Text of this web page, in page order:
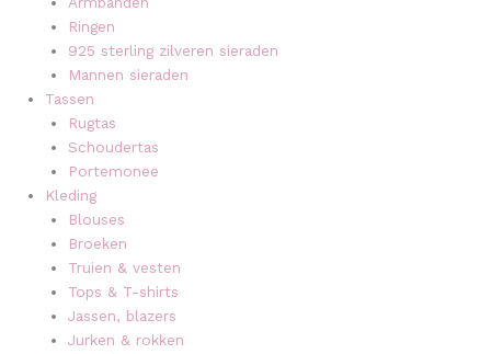
Ringen
925 sterling zilveren sieraden
Mannen sieraden
Tassen
Rugtas
Schoudertas
Portemonee
Kleding
Blouses
Broeken
Truien & vesten
Tops & T-shirts
Jassen, blazers
Jurken & rokken